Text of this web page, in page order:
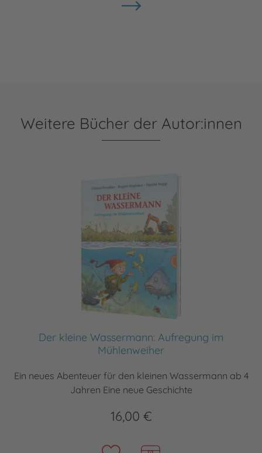
Weitere Bücher der Autor:innen
Der kleine Wassermann: Aufregung im
Mühlenweiher
Ein neues Abenteuer für den kleinen Wassermann ab 4
Jahren Eine neue Geschichte
16,00 €